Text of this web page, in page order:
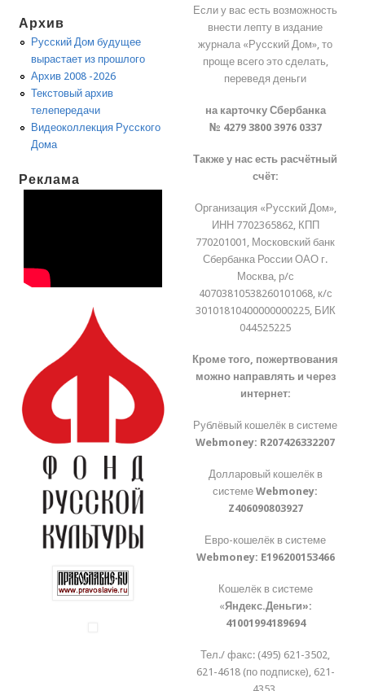
Архив
Русский Дом будущее
вырастает из прошлого
Архив 2008 -2026
Текстовый архив
телепередачи
Видеоколлекция Русского
Дома
Реклама
Если у вас есть возможность
внести лепту в издание
журнала «Русский Дом», то
проще всего это сделать,
переведя деньги
на карточку Сбербанка
№ 4279 3800 3976 0337
Также у нас есть расчётный
счёт:
Организация «Русский Дом»,
ИНН 7702365862, КПП
770201001, Московский банк
Сбербанка России ОАО г.
Москва, р/с
40703810538260101068, к/с
30101810400000000225, БИК
044525225
Кроме того, пожертвования
можно направлять и через
интернет:
Рублёвый кошелёк в системе
Webmoney: R207426332207
Долларовый кошелёк в
системеWebmoney:
Z406090803927
Евро-кошелёк в системе
Webmoney: E196200153466
Кошелёк в системе
«Яндекс.Деньги»:
41001994189694
Тел./ факс: (495) 621-3502,
621-4618 (по подписке), 621-